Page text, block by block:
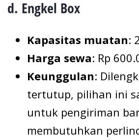
d. Engkel Box
Kapasitas muatan:
Harga sewa: Rp
Keunggulan:
tertutup, pilihan ini
untuk pengiriman
membutuhkan